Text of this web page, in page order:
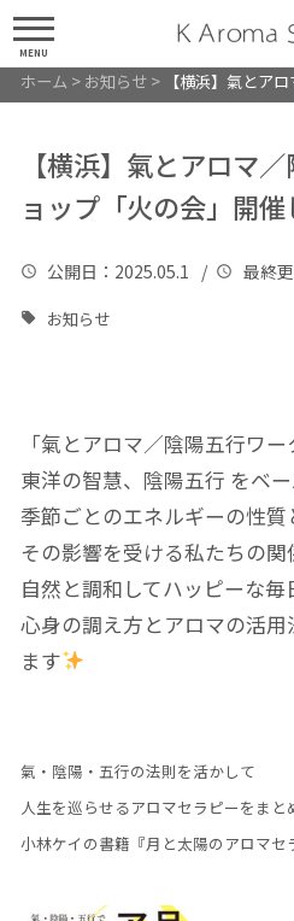
MENU
ホーム > お知らせ> 【横浜】氣とア
【横浜】氣とアロマ
ョップ「火の会」開催
公開日 ：2025.05.1 / 最終
お知らせ
「氣とアロマ／陰陽五行ワ
東洋の智慧、陰陽五行 をベ
季節ごとのエネルギーの性質
その影響を受ける私たちの
自然と調和してハッピーな
心身の調え方とアロマの活用
ます
氣・陰陽・五行の法則を活かして
人生を巡らせるアロマセラピーをまと
小林ケイの書籍『月と太陽のアロマセ